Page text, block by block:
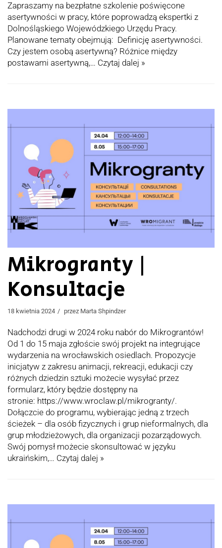
Zapraszamy na bezpłatne szkolenie poświęcone
asertywności w pracy, które poprowadzą ekspertki z
Dolnośląskiego Wojewódzkiego Urzędu Pracy.
Planowane tematy obejmują: Definicję asertywności.
Czy jestem osobą asertywną? Różnice między
postawami asertywną,… Czytaj dalej »
Mikrogranty |
Konsultacje
18 kwietnia 2024 przez Marta Shpindzer
Nadchodzi drugi w 2024 roku nabór do Mikrograntów!
Od 1 do 15 maja zgłoście swój projekt na integrujące
wydarzenia na wrocławskich osiedlach. Propozycje
inicjatyw z zakresu animacji, rekreacji, edukacji czy
różnych dziedzin sztuki możecie wysyłać przez
formularz, który będzie dostępny na
stronie: https://www.wroclaw.pl/mikrogranty/.
Dołączcie do programu, wybierając jedną z trzech
ścieżek – dla osób fizycznych i grup nieformalnych, dla
grup młodzieżowych, dla organizacji pozarządowych.
Swój pomysł możecie skonsultować w języku
ukraińskim,… Czytaj dalej »